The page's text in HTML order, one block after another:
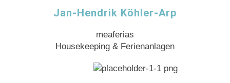
Jan-Hendrik Köhler-Arp
meaferias
Housekeeping & Ferienanlagen